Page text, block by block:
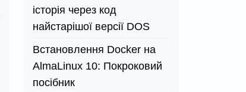
історія через код
найстарішої версії DOS
Встановлення Docker на
AlmaLinux 10: Покроковий
посібник